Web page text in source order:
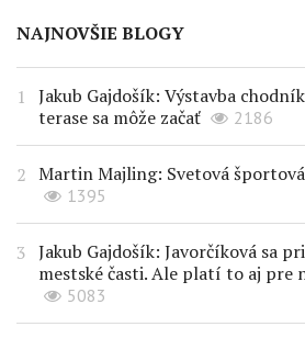
NAJNOVŠIE BLOGY
Jakub Gajdošík: Výstavba
terase sa môže začať
2186
Martin Majling: Svetová
1395
Jakub Gajdošík: Javorčíková sa
mestské časti. Ale platí to aj pre
5083